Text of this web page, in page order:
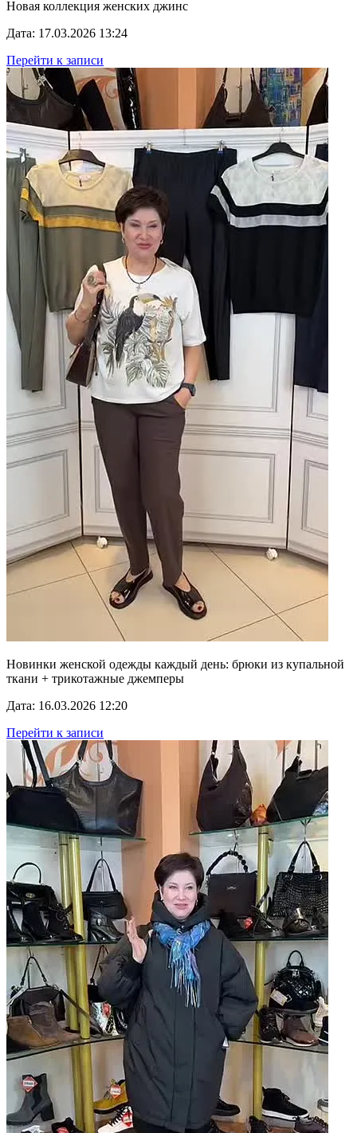
Новая коллекция женских джинс
Дата: 17.03.2026 13:24
Перейти к записи
Новинки женской одежды каждый день: брюки из купальной
ткани + трикотажные джемперы
Дата: 16.03.2026 12:20
Перейти к записи